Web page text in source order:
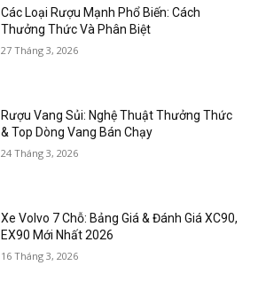
Các Loại Rượu Mạnh Phổ Biến: Cách
Thưởng Thức Và Phân Biệt
27 Tháng 3, 2026
Rượu Vang Sủi: Nghệ Thuật Thưởng Thức
& Top Dòng Vang Bán Chạy
24 Tháng 3, 2026
Xe Volvo 7 Chỗ: Bảng Giá & Đánh Giá XC90,
EX90 Mới Nhất 2026
16 Tháng 3, 2026